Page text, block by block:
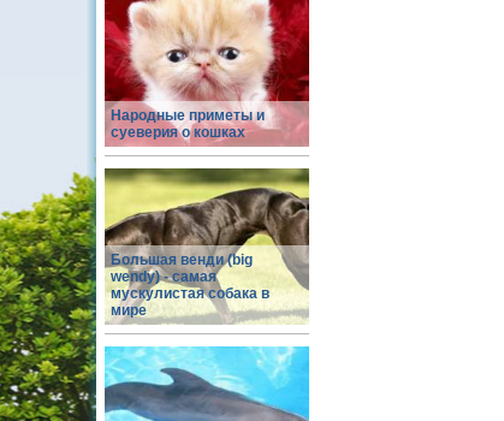
Народные приметы и
суеверия о кошках
Большая венди (big
wendy) - самая
мускулистая собака в
мире